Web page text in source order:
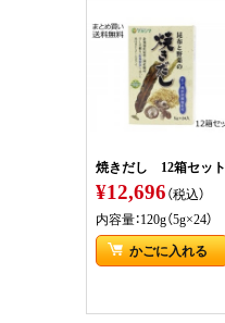
焼きだし 12箱セット
¥12,696（税込）
内容量：120g（5g×24）
かごに入れる